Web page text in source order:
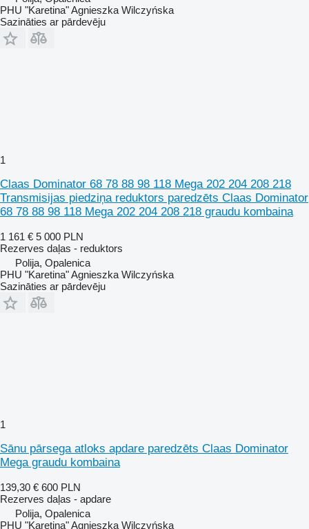
PHU "Karetina" Agnieszka Wilczyńska
Sazināties ar pārdevēju
1
Claas Dominator 68 78 88 98 118 Mega 202 204 208 218
Transmisijas piedziņa reduktors paredzēts Claas Dominator
68 78 88 98 118 Mega 202 204 208 218 graudu kombaina
1 161 € 5 000 PLN
Rezerves daļas - reduktors
Polija, Opalenica
PHU "Karetina" Agnieszka Wilczyńska
Sazināties ar pārdevēju
1
Sānu pārsega atloks apdare paredzēts Claas Dominator
Mega graudu kombaina
139,30 € 600 PLN
Rezerves daļas - apdare
Polija, Opalenica
PHU "Karetina" Agnieszka Wilczyńska